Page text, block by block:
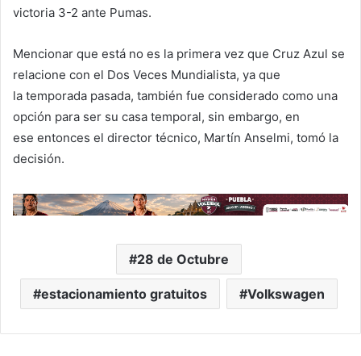
victoria 3-2 ante Pumas.
Mencionar que está no es la primera vez que Cruz Azul se
relacione con el Dos Veces Mundialista, ya que
la temporada pasada, también fue considerado como una
opción para ser su casa temporal, sin embargo, en
ese entonces el director técnico, Martín Anselmi, tomó la
decisión.
28 de Octubre
estacionamiento gratuitos Volkswagen